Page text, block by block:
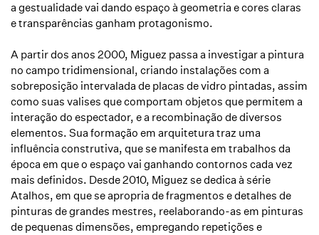
a gestualidade vai dando espaço à geometria e cores claras
e transparências ganham protagonismo.
A partir dos anos 2000, Miguez passa a investigar a pintura
no campo tridimensional, criando instalações com a
sobreposição intervalada de placas de vidro pintadas, assim
como suas valises que comportam objetos que permitem a
interação do espectador, e a recombinação de diversos
elementos. Sua formação em arquitetura traz uma
influência construtiva, que se manifesta em trabalhos da
época em que o espaço vai ganhando contornos cada vez
mais definidos. Desde 2010, Miguez se dedica à série
Atalhos, em que se apropria de fragmentos e detalhes de
pinturas de grandes mestres, reelaborando-as em pinturas
de pequenas dimensões, empregando repetições e